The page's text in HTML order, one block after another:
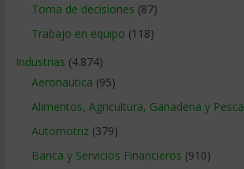
Toma de decisiones (87)
Trabajo en equipo (118)
Industrias (4.874)
Aeronautica (95)
Alimentos, Agricultura, Ganaderia y Pesca
Automotriz(379)
Banca y Servicios Financieros (910)